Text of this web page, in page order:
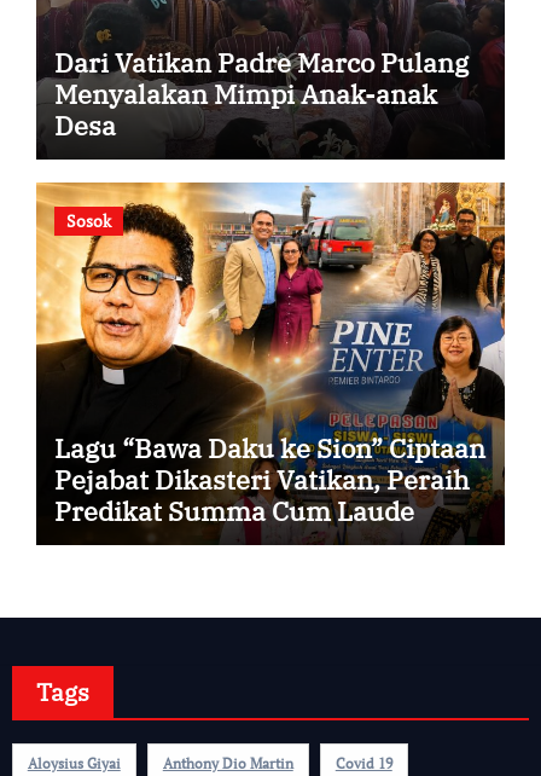
Dari Vatikan Padre Marco Pulang
Menyalakan Mimpi Anak-anak
Desa
Sosok
Lagu “Bawa Daku ke Sion” Ciptaan
Pejabat Dikasteri Vatikan, Peraih
Predikat Summa Cum Laude
Tags
Aloysius Giyai Anthony Dio Martin Covid 19